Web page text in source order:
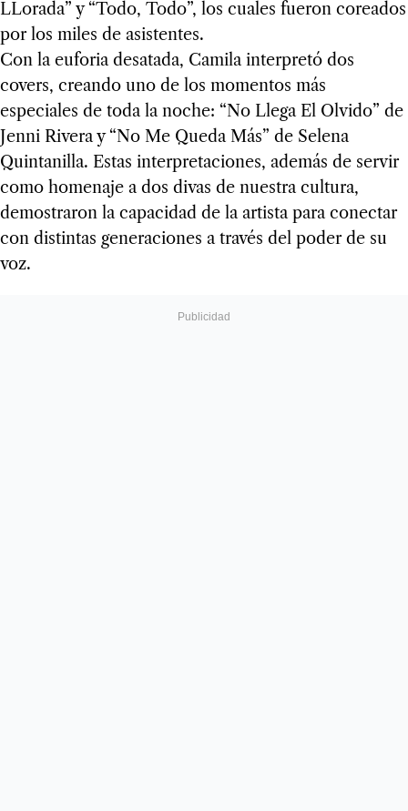
LLorada” y “Todo, Todo”, los cuales fueron coreados
por los miles de asistentes.
Con la euforia desatada, Camila interpretó dos
covers, creando uno de los momentos más
especiales de toda la noche: “No Llega El Olvido” de
Jenni Rivera y “No Me Queda Más” de Selena
Quintanilla. Estas interpretaciones, además de servir
como homenaje a dos divas de nuestra cultura,
demostraron la capacidad de la artista para conectar
con distintas generaciones a través del poder de su
voz.